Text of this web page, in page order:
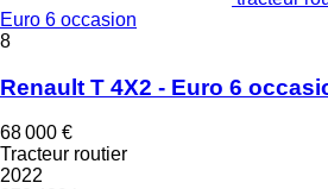
Euro 6 occasion
8
Renault T 4X2 - Euro 6
68 000 €
Tracteur routier
2022